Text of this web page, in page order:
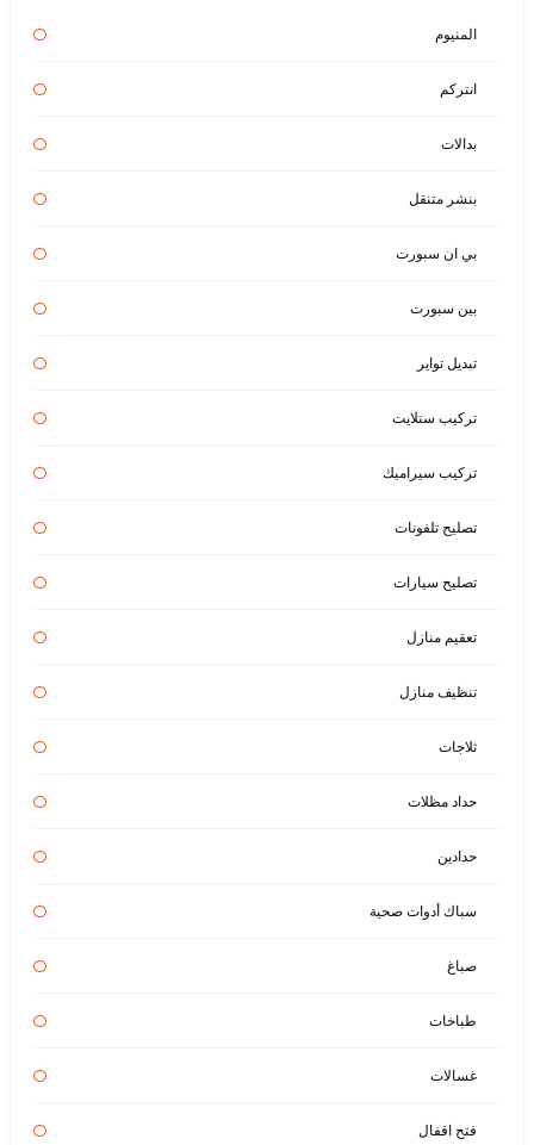
المنيوم
انتركم
بدالات
بنشر متنقل
بي ان سبورت
بين سبورت
تبديل تواير
تركيب ستلايت
تركيب سيراميك
تصليح تلفونات
تصليح سيارات
تعقيم منازل
تنظيف منازل
ثلاجات
حداد مظلات
حدادين
سباك أدوات صحية
صباغ
طباخات
غسالات
فتح اقفال